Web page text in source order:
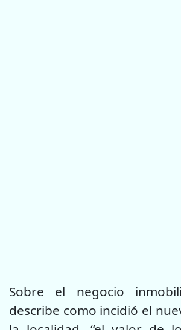
Sobre el negocio
describe como incidió el